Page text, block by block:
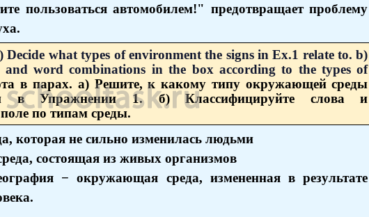
пользоваться автомобилем!" предотвращает проблему
Decide what types of environment the signs in Ex.1 relate to.b)
and word combinations in the box according to the types of
в парах. а) Решите, к какому типу окружающей среды
в Упражнении 1. б) Классифицируйте слова и
по типам среды.
которая не сильно изменилась людьми
состоящая из живых организмов
− окружающая среда, измененная в результате